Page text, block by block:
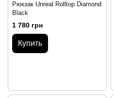
Рюкзак Unreal Rolltop Diamond
Black
1 780 грн
Купить